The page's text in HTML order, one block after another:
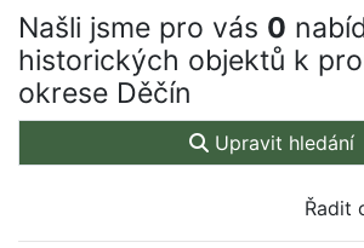
Našli jsme pro vás 0
historických objektů k
okrese Děčín
Upravit hledání
Řadit